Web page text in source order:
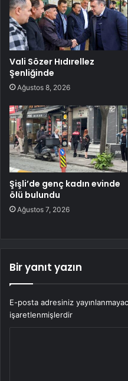
Vali Sözer Hıdırellez
Şenliğinde
Ağustos 8, 2026
Şişli’de genç kadın evinde
ölü bulundu
Ağustos 7, 2026
Bir yanıt yazın
E-posta adresiniz
işaretlenmişlerdir